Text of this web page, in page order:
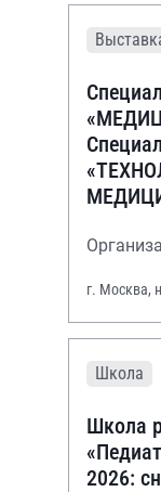
г. Москва,
Школа
Школа
2026: